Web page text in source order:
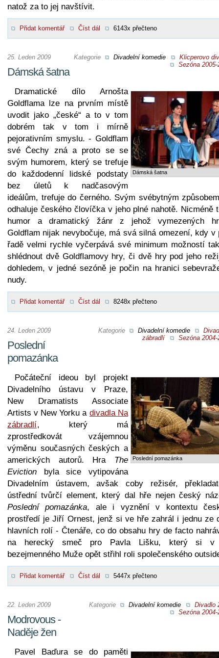
natož za to jej navštívit.
Přidat komentář Číst dál 6143x přečteno
Kategorie Divadelní komedie
Klicperovo
Sezóna 2005-
25. Leden 2009
Dámská šatna
Dámská šatna
Dramatické dílo Arnošta
Goldflama lze na prvním místě
uvodit jako „české“ a to v tom
dobrém tak v tom i mírně
pejorativním smyslu. - Goldflam
své Čechy zná a proto se se
svým humorem, který se trefuje
do každodenní lidské podstaty
bez úletů k nadčasovým
ideálům, trefuje do černého. Svým svébytným
odhaluje českého človíčka v jeho plné nahotě. Nicméně
humor a dramatický žánr z jehož vymezených
Goldflam nijak nevybočuje, má svá silná omezení, kdy v
řadě velmi rychle vyčerpává své minimum možností
shlédnout dvě Goldflamovy hry, či dvě hry pod jeho
dohledem, v jedné sezóně je počin na hranici
nudy.
Přidat komentář Číst dál 8248x přečteno
Kategorie Divadelní komedie
zábradlí
Sezóna 2004-
24. Leden 2009
Poslední
pomazánka
Poslední pomazánka
Počáteční ideou byl projekt
Divadelního ústavu v Praze,
New Dramatists Associate
Artists v New Yorku a divadla Na
zábradlí, který má
zprostředkovát vzájemnou
výměnu současných českých a
amerických autorů. Hra The
Eviction byla sice vytipována
Divadelním ústavem, avšak coby režisér,
ústřední tvůrčí element, který dal hře nejen český
Poslední pomazánka, ale i vyznění v kontextu
prostředí je Jiří Ornest, jenž si ve hře zahrál i jednu ze
hlavních rolí - Čtenáře, co do obsahu hry de facto
na herecký smeč pro Pavla Lišku, který si v
bezejmenného Muže opět střihl roli společenského
Přidat komentář Číst dál 5447x přečteno
Kategorie Divadelní komedie
Divadlo
Sezóna 2004-
22. Leden 2009
Modrovous -
Naděje žen
Pavel Baďura se do paměti